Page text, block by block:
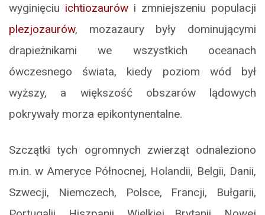
wyginięciu ichtiozaurów i zmniejszeniu populacji
plezjozaurów, mozazaury były dominującymi
drapieżnikami we wszystkich oceanach
ówczesnego świata, kiedy poziom wód był
wyższy, a większość obszarów lądowych
pokrywały morza epikontynentalne.
Szczątki tych ogromnych zwierząt odnaleziono
m.in. w Ameryce Północnej, Holandii, Belgii, Danii,
Szwecji, Niemczech, Polsce, Francji, Bułgarii,